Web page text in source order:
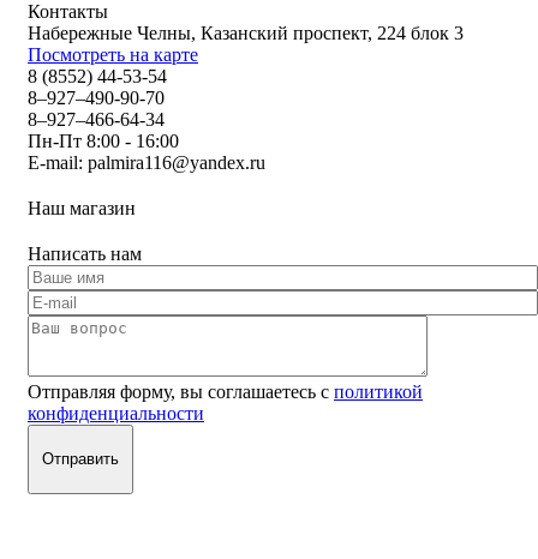
Контакты
Набережные Челны, Казанский проспект, 224 блок 3
Посмотреть на карте
8 (8552) 44-53-54
8–927–490-90-70
8–927–466-64-34
Пн-Пт 8:00 - 16:00
E-mail: palmira116@yandex.ru
Наш магазин
Написать нам
Отправляя форму, вы соглашаетесь с политикой
конфиденциальности